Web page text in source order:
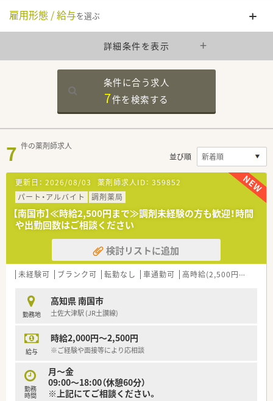
雇用形態 / 給与を選ぶ
詳細条件を表示
条件に合う求人
7件を検索する
7 件の薬剤師求人
並び順
更新日： 2026/08/03 薬剤師求人ID： 359852
パート・アルバイト
調剤薬局
【南国市】≪時給2,500円まで≫調剤未経験の方も歓迎！時間
や出勤回数はご相談ください
検討リストに追加
未経験可 ブランク可 転勤なし 車通勤可 高時給(2,500円以上)
勤務地
高知県 南国市
土佐大津駅 (JR土讃線)
給与
時給2,000円～2,500円
※ご経験や面接等により応相談
勤務
時間
月～金
09:00～18:00（休憩60分）
※上記にてご相談ください。